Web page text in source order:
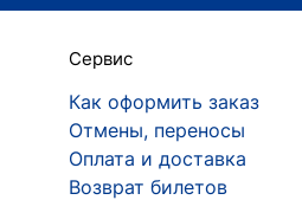
Сервис
Как оформить заказ
Отмены, переносы
Оплата и доставка
Возврат билетов